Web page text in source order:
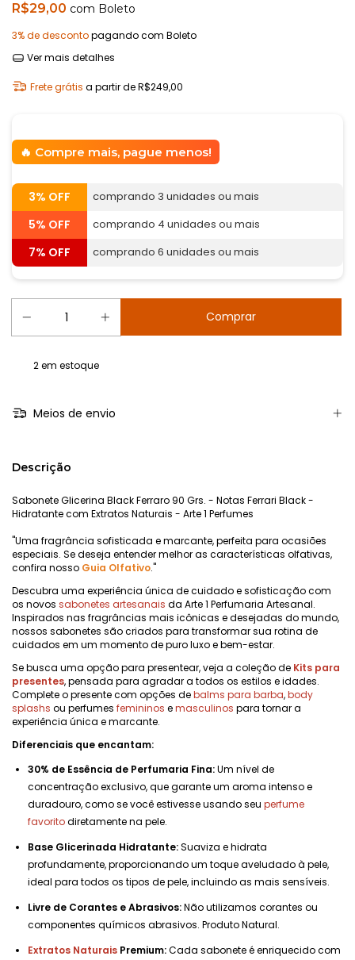
R$29,00 com Boleto
3% de descontopagando com Boleto
Ver mais detalhes
Frete grátis a partir deR$249,00
Compre mais, pague menos!
3% OFF comprando 3 unidades ou mais
5% OFF comprando 4 unidades ou mais
7% OFF comprando 6 unidades ou mais
2em estoque
Meios de envio
Descrição
Sabonete Glicerina Black Ferraro 90 Grs. - Notas Ferrari Black -
Hidratante com Extratos Naturais - Arte 1 Perfumes
"Uma fragrância sofisticada e marcante, perfeita para ocasiões
especiais. Se deseja entender melhor as características olfativas,
confira nosso Guia Olfativo."
Descubra uma experiência única de cuidado e sofisticação com
os novos sabonetes artesanais da Arte 1 Perfumaria Artesanal.
Inspirados nas fragrâncias mais icônicas e desejadas do mundo,
nossos sabonetes são criados para transformar sua rotina de
cuidados em um momento de puro luxo e bem-estar.
Se busca uma opção para presentear, veja a coleção de Kits para
presentes, pensada para agradar a todos os estilos e idades.
Complete o presente com opções debalms para barba,body
splashs ou perfumes femininos emasculinos para tornar a
experiência única e marcante.
Diferenciais que encantam:
30% de Essência de Perfumaria Fina:Um nível de
concentração exclusivo, que garante um aroma intenso e
duradouro, como se você estivesse usando seu perfume
favoritodiretamente na pele.
Base Glicerinada Hidratante:Suaviza e hidrata
profundamente, proporcionando um toque aveludado à pele,
ideal para todos os tipos de pele, incluindo as mais sensíveis.
Livre de Corantes e Abrasivos:Não utilizamos corantes ou
componentes químicos abrasivos. Produto Natural.
Extratos Naturais Premium:Cada sabonete é enriquecido com